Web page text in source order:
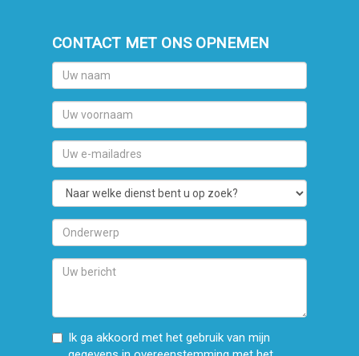
CONTACT MET ONS OPNEMEN
Uw
naam
Uw
voornaam
Uw
e-
mailadres
Naar
welke
dienst
bent
op
Onderwerp
Uw
Ik ga akkoord met het gebruik van mijn